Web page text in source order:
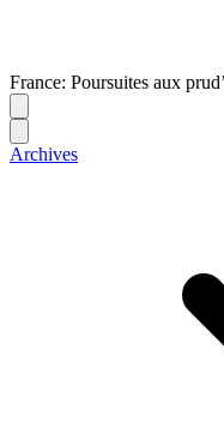
France: Poursuites aux
Archives